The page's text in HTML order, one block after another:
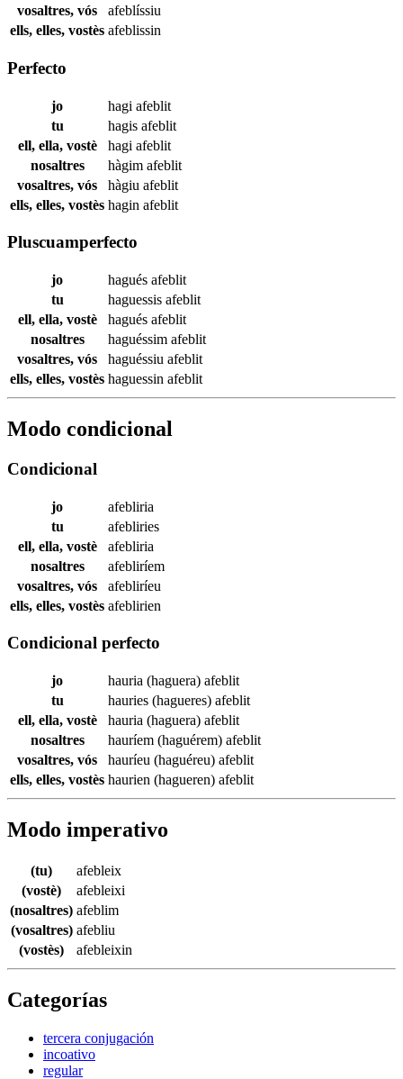
vosaltres, vós
afeblíssiu
ells, elles, vostès afeblissin
Perfecto
jo hagi afeblit
tu
hagis afeblit
ell, ella, vostè
hagi afeblit
nosaltres
hàgim afeblit
vosaltres, vós
hàgiu afeblit
ells, elles, vostès hagin afeblit
Pluscuamperfecto
jo hagués afeblit
tu
haguessis afeblit
ell, ella, vostè
hagués afeblit
nosaltres
haguéssim afeblit
vosaltres, vós
haguéssiu afeblit
ells, elles, vostès haguessin afeblit
Modo condicional
Condicional
jo
afebliria
tu
afebliries
ell, ella, vostè
afebliria
nosaltres
afebliríem
vosaltres, vós
afebliríeu
ells, elles, vostès afeblirien
Condicional perfecto
jo hauria (haguera) afeblit
tu
hauries (hagueres) afeblit
ell, ella, vostè
hauria (haguera) afeblit
nosaltres
hauríem (haguérem) afeblit
vosaltres, vós
hauríeu (haguéreu) afeblit
ells, elles, vostès haurien (hagueren) afeblit
Modo imperativo
(tu)
afebleix
(vostè)
afebleixi
(nosaltres) afeblim
(vosaltres) afebliu
(vostès)
afebleixin
Categorías
tercera conjugación
incoativo
regular